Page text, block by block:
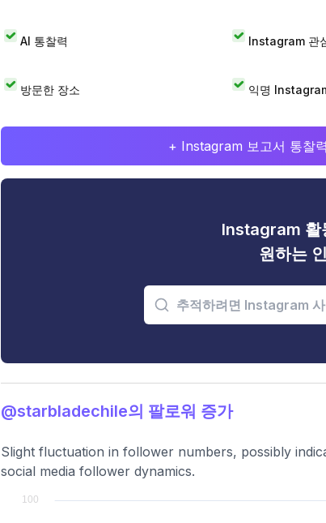
AI 통찰력 Instagram 관
방문한 장소 익명
+ Instagram 보고서 통찰
Instagram 활
원하는
@starbladechile의 팔로워 증가
Slight fluctuation in follower numbers, possibly
social media follower dynamics.